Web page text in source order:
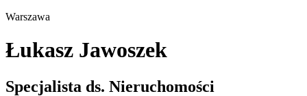
Warszawa
Łukasz Jawoszek
Specjalista ds. Nieruchomości